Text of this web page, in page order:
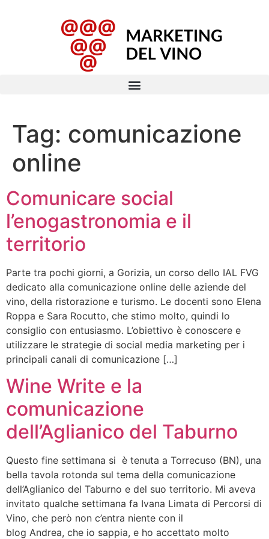
Tag: comunicazione
online
Comunicare social
l’enogastronomia e il
territorio
Parte tra pochi giorni, a Gorizia, un corso dello IAL FVG
dedicato alla comunicazione online delle aziende del
vino, della ristorazione e turismo. Le docenti sono Elena
Roppa e Sara Rocutto, che stimo molto, quindi lo
consiglio con entusiasmo. L’obiettivo è conoscere e
utilizzare le strategie di social media marketing per i
principali canali di comunicazione […]
Wine Write e la
comunicazione
dell’Aglianico del Taburno
Questo fine settimana si è tenuta a Torrecuso (BN), una
bella tavola rotonda sul tema della comunicazione
dell’Aglianico del Taburno e del suo territorio. Mi aveva
invitato qualche settimana fa Ivana Limata di Percorsi di
Vino, che però non c’entra niente con il
blog Andrea, che io sappia, e ho accettato molto